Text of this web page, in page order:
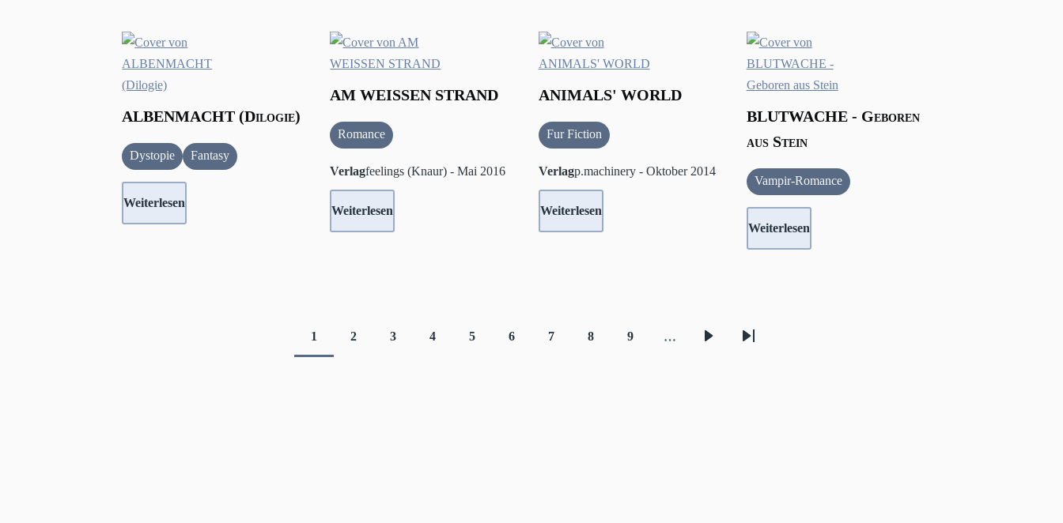
ALBENMACHT (Dilogie)
Dystopie Fantasy
Weiterlesen
AM WEISSEN STRAND
Romance
Verlagfeelings (Knaur) - Mai 2016
Weiterlesen
ANIMALS' WORLD
Fur Fiction
Verlagp.machinery - Oktober 2014
Weiterlesen
BLUTWACHE - Geboren
aus Stein
Vampir-Romance
Weiterlesen
Seitennummerierung
1 2 3 4 5 6 7 8 9 …
Letzte